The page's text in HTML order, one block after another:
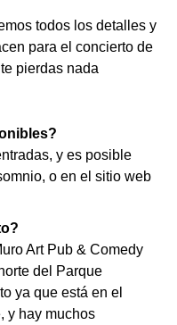
todos los detalles y
para el concierto de
pierdas nada
y es posible
o en el sitio web
Art Pub & Comedy
del Parque
ya que está en el
y hay muchos